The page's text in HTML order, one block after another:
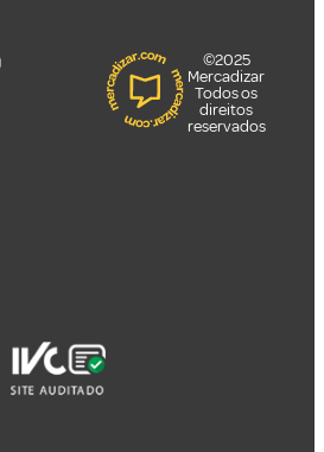
©2025
Mercadizar
Todos os
direitos
reservados